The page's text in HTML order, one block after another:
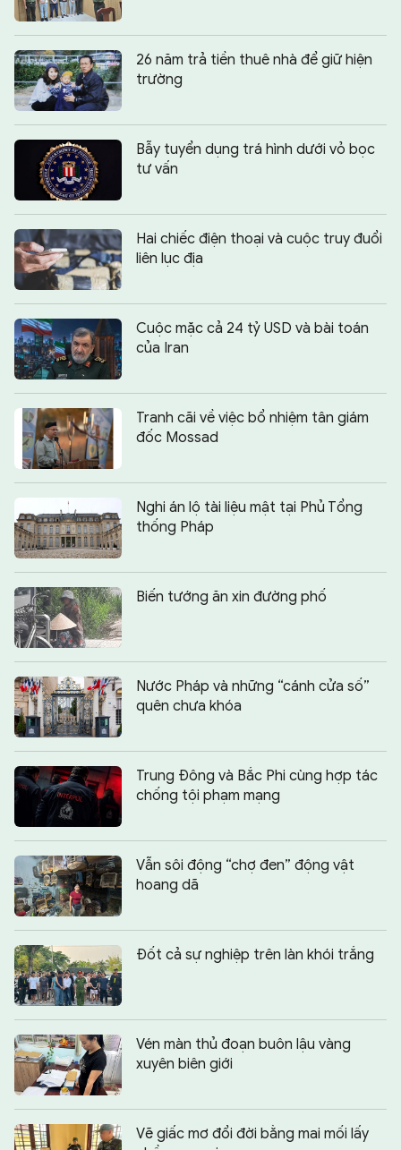
26 năm trả tiền thuê nhà để giữ hiện
trường
Bẫy tuyển dụng trá hình dưới vỏ bọc
tư vấn
Hai chiếc điện thoại và cuộc truy đuổi
liên lục địa
Cuộc mặc cả 24 tỷ USD và bài toán
của Iran
Tranh cãi về việc bổ nhiệm tân giám
đốc Mossad
Nghi án lộ tài liệu mật tại Phủ Tổng
thống Pháp
Biến tướng ăn xin đường phố
Nước Pháp và những “cánh cửa số”
quên chưa khóa
Trung Đông và Bắc Phi cùng hợp tác
chống tội phạm mạng
Vẫn sôi động “chợ đen” động vật
hoang dã
Đốt cả sự nghiệp trên làn khói trắng
Vén màn thủ đoạn buôn lậu vàng
xuyên biên giới
Vẽ giấc mơ đổi đời bằng mai mối lấy